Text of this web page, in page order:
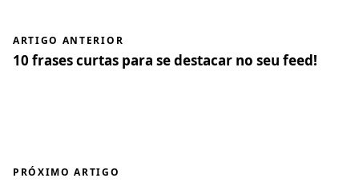
ARTIGO ANTERIOR
10 frases curtas para se destacar no seu feed!
PRÓXIMO ARTIGO